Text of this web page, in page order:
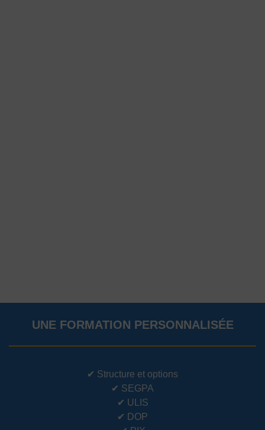
UNE FORMATION PERSONNALISÉE
✔ Structure et options
✔ SEGPA
✔ ULIS
✔ DOP